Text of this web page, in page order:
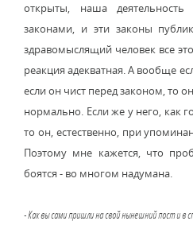
открыты, наша деятельность
законами, и эти законы
здравомыслящий человек все
реакция адекватная. А вообще
если он чист перед законом, то
нормально. Если же у него, как
то он, естественно, при
Поэтому мне кажется, что
боятся - во многом надумана.
- Как вы сами пришли на свой нынешний пост и в